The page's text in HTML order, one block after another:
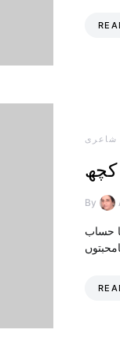
شاعری
By
حساب